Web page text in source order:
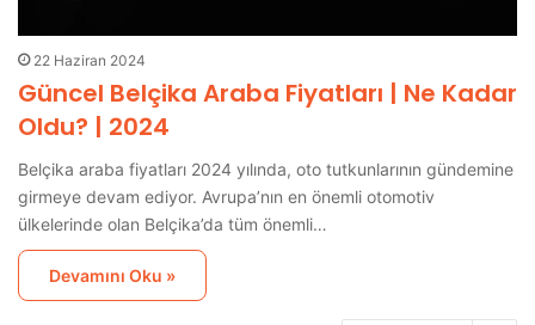
22 Haziran 2024
Güncel Belçika Araba Fiyatları | Ne Kadar
Oldu? | 2024
Belçika araba fiyatları 2024 yılında, oto tutkunlarının gündemine
girmeye devam ediyor. Avrupa’nın en önemli otomotiv
ülkelerinde olan Belçika’da tüm önemli…
Devamını Oku »